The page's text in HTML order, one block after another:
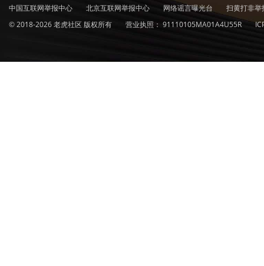
中国互联网举报中心
北京互联网举报中心 网络谣言曝光台
扫黄打非
© 2018-2026 老虎社区 版权所有
营业执照： 91110105MA01A4U55R